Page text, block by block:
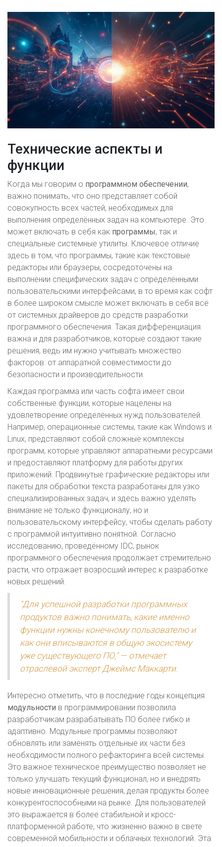
Технические аспекты и
функции
Когда мы говорим о программном обеспечении,
важно понимать, что оно представляет собой
совокупность всех частей, необходимых для
выполнения определённых задач на компьютере. Это
может включать в себя как программы, так и
специальные системные утилиты. Ключевое отличие
здесь в том, что программы, такие как текстовые
редакторы или браузеры, сосредоточены на
выполнении специфических задач с определёнными
пользовательскими интерфейсами, в то время как софт
в более широком смысле может включать в себя всё
от системных драйверов до средств разработки
программного обеспечения. Такая дифференциация
важна и для разработчиков, которые создают такие
решения, ведь им нужно учитывать множество
факторов: от аппаратной совместимости до
безопасности и производительности.
Каждая программа или часть софта имеет свои
собственные функции, которые нацелены на
удовлетворение определённых нужд пользователей.
Например, операционные системы, такие как Windows и
Linux, представляют собой сложные комплексы
программ, которые управляют аппаратными ресурсами
и предоставляют платформу для работы других
приложений. Продвинутые графические редакторы или
пакеты для обработки текста разработаны для узко
специализированных задач, и здесь важно уделять
внимание не только функционалу, но и
пользовательскому интерфейсу, чтобы сделать работу
с программой интуитивно понятной. Согласно
исследованию, проведённому IDC, рынок
программного обеспечения продолжает стремительно
расти, что отражает возросший интерес к разработке
новых решений.
"Для успешной разработки программных
продуктов важно понимать, какие именно
функции нужны конечному пользователю и
как они вписываются в общую экосистему
уже существующего ПО," — отмечает
отраслевой эксперт Джеймс Маккарти.
Интересно отметить, что в последние годы концепция
модульности в программировании позволила
разработчикам разрабатывать ПО более гибко и
адаптивно. Модульные программы позволяют
обновлять или заменять отдельные их части без
необходимости полного рефакторинга всей системы.
Это важное техническое преимущество позволяет не
только улучшать текущий функционал, но и внедрять
новые инновационные решения, делая продукты более
конкурентоспособными на рынке. Для пользователей
это выражается в более стабильной и кросс-
платформенной работе, что жизненно важно в свете
современной мобильности и облачных технологий. Эта